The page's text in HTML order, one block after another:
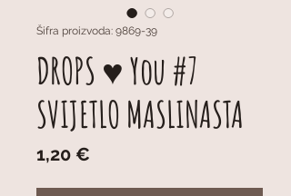
Šifra proizvoda: 9869-39
DROPS ♥ You #7
SVIJETLO MASLINASTA
1,20 €